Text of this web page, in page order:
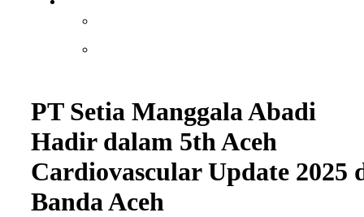
PT Setia Manggala Abadi
Hadir dalam 5th Aceh
Cardiovascular Update 2025
Banda Aceh